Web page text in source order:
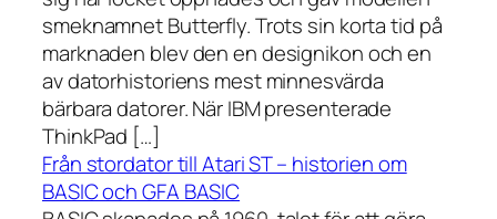
smeknamnet Butterfly. Trots sin korta tid på
marknaden blev den en designikon och en
av datorhistoriens mest minnesvärda
bärbara datorer. När IBM presenterade
ThinkPad […]
Från stordator till Atari ST – historien om
BASIC och GFA BASIC